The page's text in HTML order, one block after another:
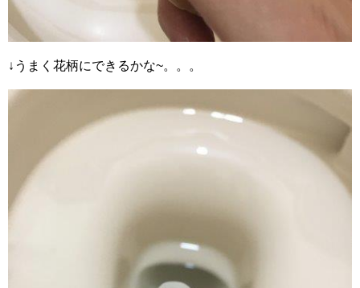
↓うまく花柄にできるかな~。。。